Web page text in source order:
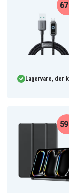
Lagervare, der